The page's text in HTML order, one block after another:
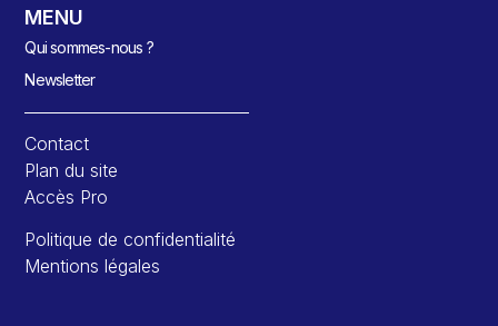
MENU
Qui sommes-nous ?
Newsletter
Contact
Plan du site
Accès Pro
Politique de confidentialité
Mentions légales